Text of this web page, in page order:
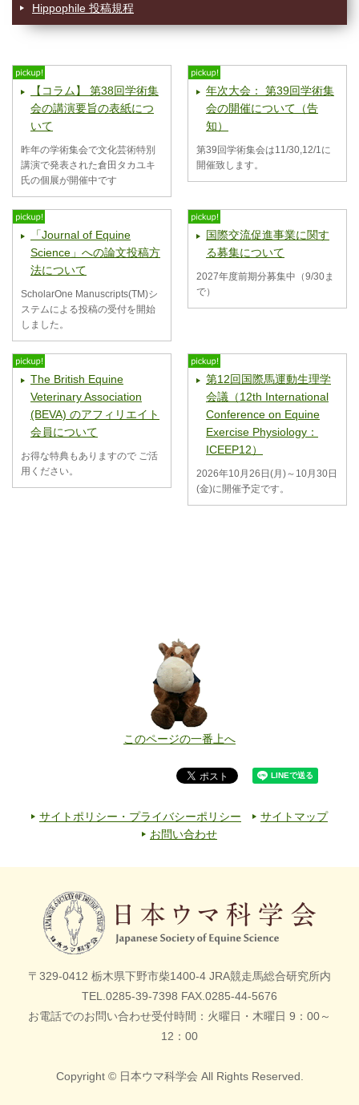
Hippophile 投稿規程
【コラム】 第38回学術集
会の講演要旨の表紙につ
いて
昨年の学術集会で文化芸術特別
講演で発表された倉田タカユキ
氏の個展が開催中です
年次大会： 第39回学術集
会の開催について（告
知）
第39回学術集会は11/30,12/1に
開催致します。
「Journal of Equine
Science」への論文投稿方
法について
ScholarOne Manuscripts(TM)シ
ステムによる投稿の受付を開始
しました。
国際交流促進事業に関す
る募集について
2027年度前期分募集中（9/30ま
で）
The British Equine
Veterinary Association
(BEVA) のアフィリエイト
会員について
お得な特典もありますので ご活
用ください。
第12回国際馬運動生理学
会議（12th International
Conference on Equine
Exercise Physiology：
ICEEP12）
2026年10月26日(月)～10月30日
(金)に開催予定です。
このページの一番上へ
サイトポリシー・プライバシーポリシー
サイトマップ
お問い合わせ
〒329-0412 栃木県下野市柴1400-4 JRA競走馬総合研究所内
TEL.0285-39-7398 FAX.0285-44-5676
お電話でのお問い合わせ受付時間 ： 火曜日・木曜日 9：00～
12：00
Copyright © 日本ウマ科学会 All Rights Reserved.